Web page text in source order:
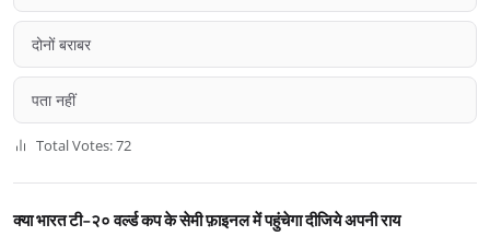
दोनों बराबर
पता नहीं
Total Votes: 72
क्या भारत टी-२० वर्ल्ड कप के सेमी फ़ाइनल में पहुंचेगा दीजिये अपनी राय